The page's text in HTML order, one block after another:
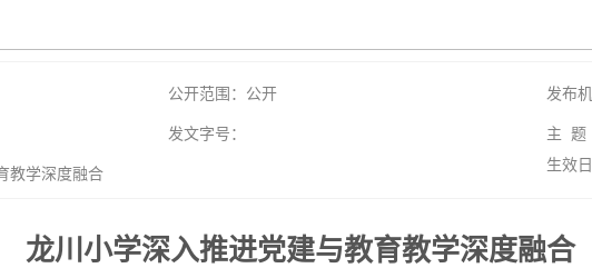
公开范围：公开
发布
发文字号： 主 题
学深度融合 生效日
龙川小学深入推进党建与教育教学深度融合